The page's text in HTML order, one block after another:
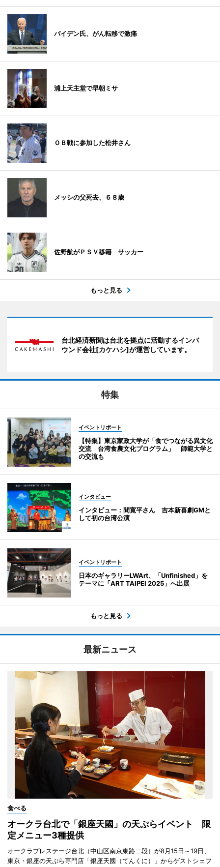
バイデン氏、がん転移で激痛
浦上天主堂で早朝ミサ
ＯＢ戦に参加した松井さん
メッシの父死去、６８歳
佐野航がＰＳＶ移籍 サッカー
もっと見る
台北経済新聞は台北を拠点に活動するインバ
ウンド会社[カケハシ]が運営しています。
特集
イベントリポート
【特集】東京家政大学が「食でつながる異文化
交流 台湾食農文化プログラム」 師範大学と
の交流も
インタビュー
インタビュー：間寛平さん 吉本新喜劇GMと
して初の台湾公演
イベントリポート
日本のギャラリーLWArt、「Unfinished」を
テーマに「ART TAIPEI 2025」へ出展
もっと見る
最新ニュース
食べる
オークラ台北で「銀座天國」の天ぷらイベント 限
定メニュー3種提供
オークラプレステージ台北（中山区南京東路二段）が8月15日～19日、
東京・銀座の天ぷら専門店「銀座天國（てんくに）」からゲストシェフ